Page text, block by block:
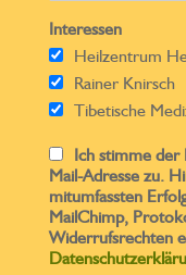
Interessen
Heilzentrum
Rainer Knirsch
Tibetische
Ich stimme der
Mail-Adresse zu.
mitumfassten
MailChimp,
Widerrufsrechten